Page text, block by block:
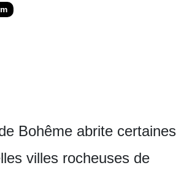
Bohême abrite certaines
villes rocheuses de